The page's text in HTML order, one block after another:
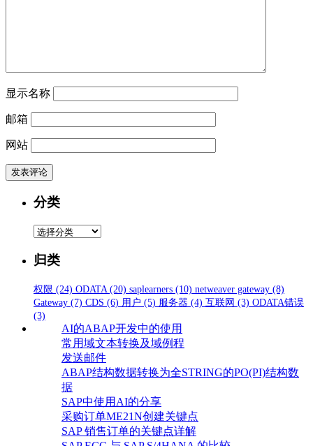
显示名称
邮箱
网站
分类
分
归类
权限 (24) ODATA (20) saplearners (10) netweaver gateway (8)
Gateway (7) CDS (6) 用户 (5) 服务器 (4) 互联网 (3) ODATA错误
(3)
AI的ABAP开发中的使用
常用域文本转换及域例程
发送邮件
ABAP结构数据转换为全STRING的PO(PI)结构数
据
SAP中使用AI的分享
采购订单ME21N创建关键点
SAP 销售订单的关键点详解